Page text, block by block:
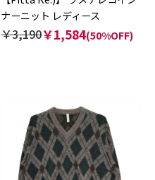
ナーニット レディース
￥3,190￥1,584(50%OFF)